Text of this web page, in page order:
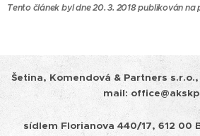
Tento článek byl dne 20. 3. 2018 publikován na
Šetina, Komendová & Partners s.r.o.,
mail:
sídlem Florianova 440/17, 612 00